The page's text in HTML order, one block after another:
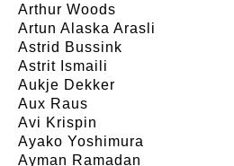
Arthur Woods
Artun Alaska Arasli
Astrid Bussink
Astrit Ismaili
Aukje Dekker
Aux Raus
Avi Krispin
Ayako Yoshimura
Ayman Ramadan